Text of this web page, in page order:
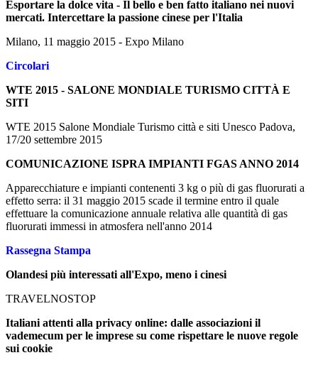
Esportare la dolce vita - Il bello e ben fatto italiano nei nuovi
mercati. Intercettare la passione cinese per l'Italia
Milano, 11 maggio 2015 - Expo Milano
Circolari
WTE 2015 - SALONE MONDIALE TURISMO CITTÀ E
SITI
WTE 2015 Salone Mondiale Turismo città e siti Unesco Padova,
17/20 settembre 2015
COMUNICAZIONE ISPRA IMPIANTI FGAS ANNO 2014
Apparecchiature e impianti contenenti 3 kg o più di gas fluorurati a
effetto serra: il 31 maggio 2015 scade il termine entro il quale
effettuare la comunicazione annuale relativa alle quantità di gas
fluorurati immessi in atmosfera nell'anno 2014
Rassegna Stampa
Olandesi più interessati all'Expo, meno i cinesi
TRAVELNOSTOP
Italiani attenti alla privacy online: dalle associazioni il
vademecum per le imprese su come rispettare le nuove regole
sui cookie